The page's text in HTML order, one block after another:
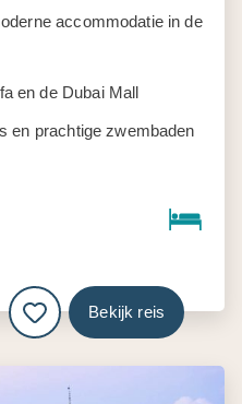
accommodatie in de
en de Dubai Mall
en prachtige zwembaden
Bekijk reis